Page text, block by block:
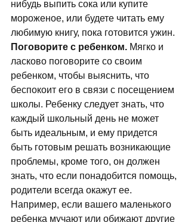
нибудь выпить сока или купите
мороженое, или будете читать ему
любимую книгу, пока готовится ужин.
Поговорите с ребенком. Мягко и
ласково поговорите со своим
ребенком, чтобы выяснить, что
беспокоит его в связи с посещением
школы. Ребенку следует знать, что
каждый школьный день не может
быть идеальным, и ему придется
быть готовым решать возникающие
проблемы, кроме того, он должен
знать, что если понадобится помощь,
родители всегда окажут ее.
Например, если вашего маленького
ребенка мучают или обижают другие